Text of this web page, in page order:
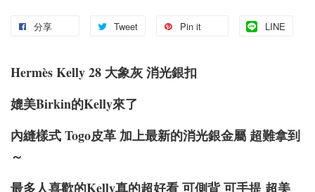
分享 Tweet Pin it LINE
Hermès Kelly 28 大象灰 消光銀扣
媲美Birkin的Kelly來了
內縫樣式 Togo皮革 加上最新的消光銀金屬 超難拿到
～
最多人喜歡的Kelly真的超好看 可側背 可手提 超美